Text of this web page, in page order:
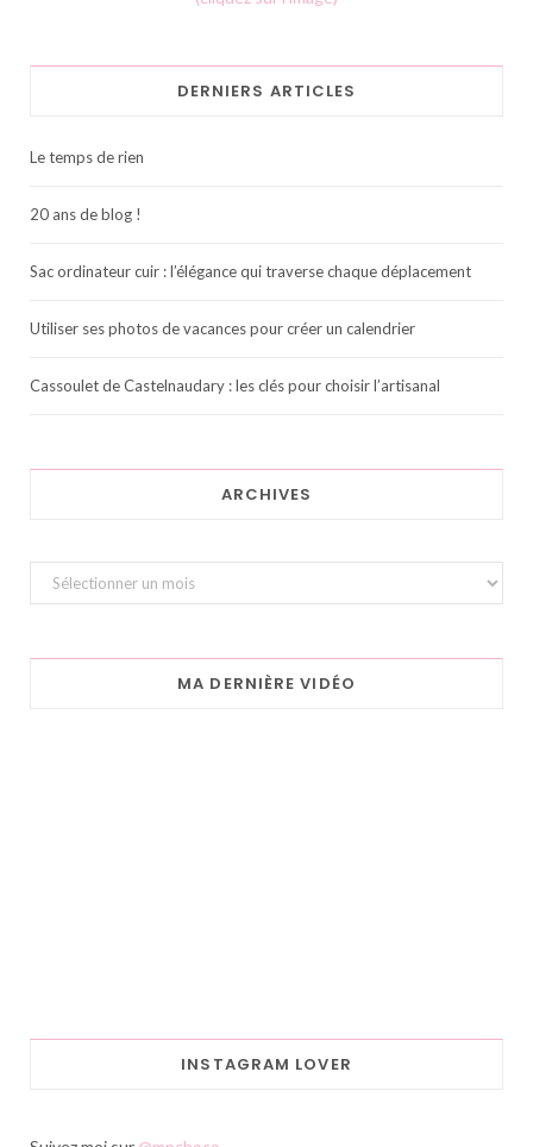
DERNIERS ARTICLES
Le temps de rien
20 ans de blog !
Sac ordinateur cuir : l’élégance qui traverse chaque déplacement
Utiliser ses photos de vacances pour créer un calendrier
Cassoulet de Castelnaudary : les clés pour choisir l’artisanal
ARCHIVES
Archives
MA DERNIÈRE VIDÉO
INSTAGRAM LOVER